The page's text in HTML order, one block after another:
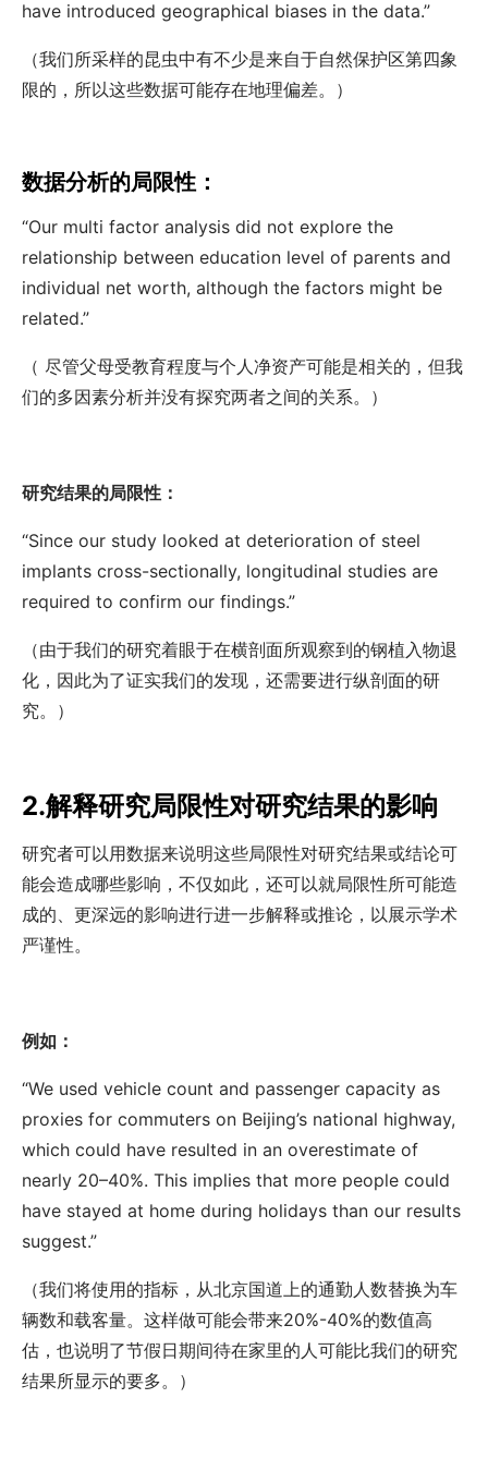
have introduced geographical biases in the data.”
（我们所采样的昆虫中有不少是来自于自然保护区第四象
限的，所以这些数据可能存在地理偏差。）
数据分析的局限性：
“Our multi factor analysis did not explore the
relationship between education level of parents and
individual net worth, although the factors might be
related.”
（ 尽管父母受教育程度与个人净资产可能是相关的，但我
们的多因素分析并没有探究两者之间的关系。）
研究结果的局限性：
“Since our study looked at deterioration of steel
implants cross-sectionally, longitudinal studies are
required to confirm our findings.”
（由于我们的研究着眼于在横剖面所观察到的钢植入物退
化，因此为了证实我们的发现，还需要进行纵剖面的研
究。）
2.解释研究局限性对研究结果的影响
研究者可以用数据来说明这些局限性对研究结果或结论可
能会造成哪些影响，不仅如此，还可以就局限性所可能造
成的、更深远的影响进行进一步解释或推论，以展示学术
严谨性。
例如：
“We used vehicle count and passenger capacity as
proxies for commuters on Beijing’s national highway,
which could have resulted in an overestimate of
nearly 20–40%. This implies that more people could
have stayed at home during holidays than our results
suggest.”
（我们将使用的指标，从北京国道上的通勤人数替换为车
辆数和载客量。这样做可能会带来20%-40%的数值高
估，也说明了节假日期间待在家里的人可能比我们的研究
结果所显示的要多。）